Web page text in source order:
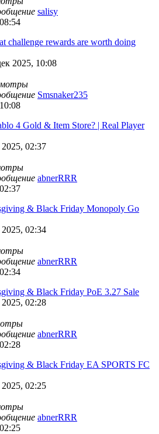
salisy
challenge rewards are worth doing
2025, 10:08
Smsnaker235
4 Gold & Item Store? | Real Player
2025, 02:37
abnerRRR
& Black Friday Monopoly Go
2025, 02:34
abnerRRR
& Black Friday PoE 3.27 Sale
2025, 02:28
abnerRRR
& Black Friday EA SPORTS FC
2025, 02:25
abnerRRR